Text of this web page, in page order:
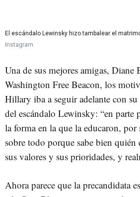
El escándalo Lewinsky hizo tambalear el
Instagram
Una de sus mejores amigas, Diane
Washington Free Beacon, los
Hillary iba a seguir adelante con
del escándalo Lewinsky: “en parte
la forma en la que la educaron,
sobre todo porque sabe bien quién
sus valores y sus prioridades, y
Ahora parece que la precandidata